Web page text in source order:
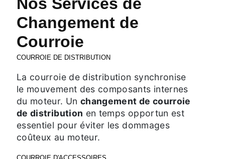
Changement de
Courroie
COURROIE DE DISTRIBUTION
La courroie de distribution synchronise
le mouvement des composants internes
du moteur. Un changement de courroie
de distribution en temps opportun est
essentiel pour éviter les dommages
coûteux au moteur.